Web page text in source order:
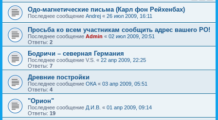
Одо-магнетические письма (Карл фон Рейхенбах)
Последнее сообщение Andrej « 26 июл 2009, 16:11
Просьба ко всем участникам сообщить адрес вашего РО!
Последнее сообщение Admin « 02 июл 2009, 20:51
Ответы: 2
Бодричи – северная Германия
Последнее сообщение V.S. « 22 апр 2009, 22:25
Ответы: 7
Древние постройки
Последнее сообщение ОКА « 03 апр 2009, 05:51
Ответы: 4
"Орион"
Последнее сообщение Д.И.В. « 01 апр 2009, 09:14
Ответы: 19